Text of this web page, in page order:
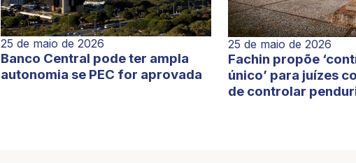
25 de maio de 2026
Banco Central pode ter ampla
autonomia se PEC for aprovada
25 de maio de 2026
Fachin propõe
único’ para juízes
de controlar